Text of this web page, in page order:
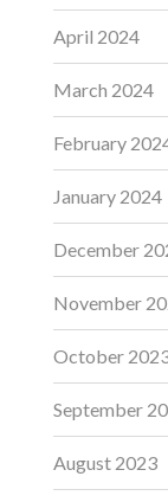
April 2024
March 2024
February
January 2024
December
November
October
September
August 2023